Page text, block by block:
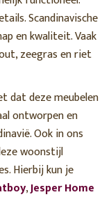
Scandinavische
en kwaliteit. Vaak
zeegras en riet
dat deze meubelen
ontworpen en
Ook in ons
woonstijl
Hierbij kun je
,Jesper Home